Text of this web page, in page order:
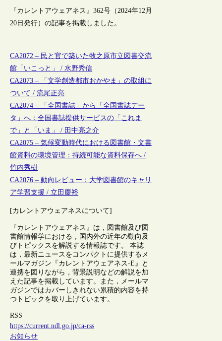
『カレントアウェアネス』362号（2024年12月
20日発行）の記事を掲載しました。
CA2072 – 民と官で築いた牧之原市立図書交流
館「いこっと」 / 水野秀信
CA2073 – 「文学創造都市おかやま」の取組に
ついて / 流尾正亮
CA2074 – 「全国書誌」から「全国書誌デー
タ」へ：全国書誌提供サービスの「これま
で」と「いま」 / 田中亮之介
CA2075 – 気候変動時代における図書館・文書
館資料の環境管理：持続可能な資料保存へ /
竹内秀樹
CA2076 – 動向レビュー：大学図書館のキャリ
ア学習支援 / 立田慶裕
[カレントアウェアネスについて]
『カレントアウェアネス』は，図書館及び図
書館情報学における，国内外の近年の動向及
びトピックスを解説する情報誌です。 本誌
は，最新ニュースをコンパクトに提供するメ
ールマガジン『カレントアウェアネス-E』と
連携を図りながら，背景説明などの解説を加
えた記事を掲載しています。また，メールマ
ガジンではカバーしきれない累積的内容を持
つトピックを取り上げています。
RSS
https://current.ndl.go.jp/ca-rss
お知らせ